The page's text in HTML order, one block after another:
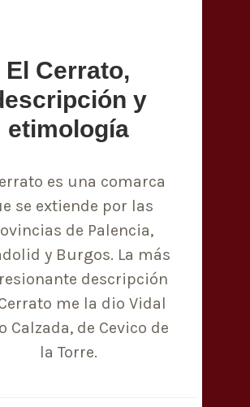
El Cerrato,
y
etimología
es una comarca
se extiende por las
de Palencia,
y Burgos. La más
descripción
me la dio Vidal
Calzada, de Cevico de
la Torre.